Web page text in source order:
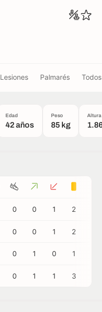
Lesiones Palmarés
Edad
42 años
Peso
85 kg
Altura
0 0 1 2
0 0 1 2
0 1 0 1
0 1 1 3